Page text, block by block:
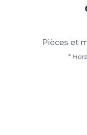
Pièces et
*